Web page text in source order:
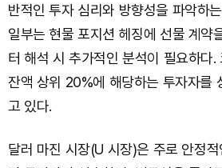
반적인 투자 심리와 방향성을 파악하
일부는 현물 포지션 헤징에 선물 계약
터 해석 시 추가적인 분석이 필요하다.
잔액 상위 20%에 해당하는 투자자를
고 있다.
달러 마진 시장(U 시장)은 주로 안정적